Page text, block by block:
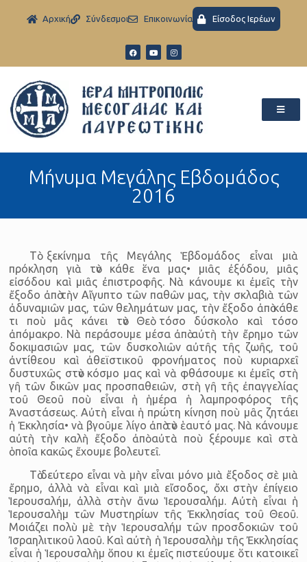
Aρχική Σύνδεσμοι Eπικοινωνία Είσοδος Ιερέων
Μήνυμα Μεγάλης Εβδομάδος
2016
Τὸ ξεκίνημα τῆς Μεγάλης Ἑβδομάδος εἶναι μιὰ
πρόκληση γιὰ τὸν κάθε ἕνα μας• μιᾶς ἐξόδου, μιᾶς
εἰσόδου καὶ μιᾶς ἐπιστροφῆς. Νὰ κάνουμε κι ἐμεῖς τὴν
ἔξοδο ἀπὸ τὴν Αἴγυπτο τῶν παθῶν μας, τὴν σκλαβιὰ τῶν
ἀδυναμιῶν μας, τῶν θελημάτων μας, τὴν ἔξοδο ἀπὸ κάθε
τι ποὺ μᾶς κάνει τὸν Θεὸ τόσο δύσκολο καὶ τόσο
ἀπόμακρο. Νὰ περάσουμε μέσα ἀπὸ αὐτὴ τὴν ἔρημο τῶν
δοκιμασιῶν μας, τῶν δυσκολιῶν αὐτῆς τῆς ζωῆς, τοῦ
ἀντίθεου καὶ ἀθεϊστικοῦ φρονήματος ποὺ κυριαρχεῖ
δυστυχῶς στὸν κόσμο μας καὶ νὰ φθάσουμε κι ἐμεῖς στὴ
γῆ τῶν δικῶν μας προσπαθειῶν, στὴ γῆ τῆς ἐπαγγελίας
τοῦ Θεοῦ ποὺ εἶναι ἡ ἡμέρα ἡ λαμπροφόρος τῆς
Ἀναστάσεως. Αὐτὴ εἶναι ἡ πρώτη κίνηση ποὺ μᾶς ζητάει
ἡ Ἐκκλησία• νὰ βγοῦμε λίγο ἀπὸ τὸν ἑαυτό μας. Νὰ κάνουμε
αὐτὴ τὴν καλὴ ἔξοδο ἀπὸ αὐτὰ ποὺ ξέρουμε καὶ στὰ
ὁποῖα κακῶς ἔχουμε βολευτεῖ.
Τὸ δεύτερο εἶναι νὰ μὴν εἶναι μόνο μιὰ ἔξοδος σὲ μιὰ
ἔρημο, ἀλλὰ νὰ εἶναι καὶ μιὰ εἴσοδος, ὄχι στὴν ἐπίγειο
Ἱερουσαλήμ, ἀλλὰ στὴν ἄνω Ἱερουσαλήμ. Αὐτὴ εἶναι ἡ
Ἱερουσαλὴμ τῶν Μυστηρίων τῆς Ἐκκλησίας τοῦ Θεοῦ.
Μοιάζει πολὺ μὲ τὴν Ἱερουσαλήμ τῶν προσδοκιῶν τοῦ
Ἰσραηλιτικοῦ λαοῦ. Καὶ αὐτὴ ἡ Ἱερουσαλὴμ τῆς Ἐκκλησίας
εἶναι ἡ Ἱερουσαλὴμ ὅπου κι ἐμεῖς πιστεύουμε ὅτι κατοικεῖ